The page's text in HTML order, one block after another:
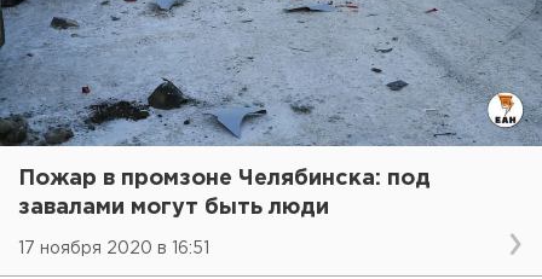
Пожар в промзоне Челябинска: под
завалами могут быть люди
17 ноября 2020 в 16:51